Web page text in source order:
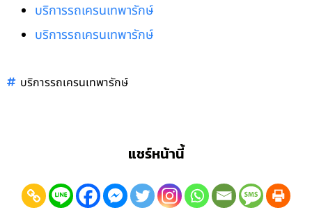
บริการรถเครนเทพารักษ์
บริการรถเครนเทพารักษ์
บริการรถเครนเทพารักษ์
แชร์หน้านี้